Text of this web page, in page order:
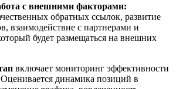
с внешними факторами:
обратных ссылок, развитие
взаимодействие с партнерами и
будет размещаться на внешних
включает мониторинг эффективности
динамика позиций в